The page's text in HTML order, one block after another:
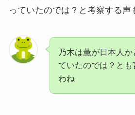
っていたのでは？と考察する声
乃木は薫が日本人
ていたのでは？とも
わね